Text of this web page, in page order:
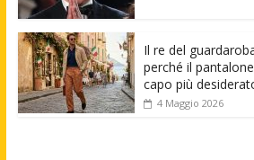
Il re del
perché il
capo più
4 Maggio 2026